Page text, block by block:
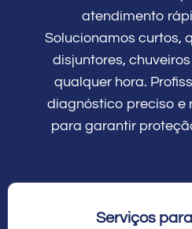
atendimento
Solucionamos curtos,
disjuntores,
qualquer hora.
diagnóstico preciso e
para garantir
Serviços